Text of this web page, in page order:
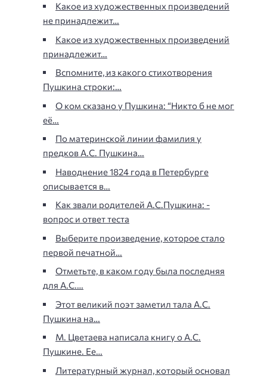
Какое из художественных произведений
не принадлежит…
Какое из художественных произведений
принадлежит…
Вспомните, из какого стихотворения
Пушкина строки:…
О ком сказано у Пушкина: “Никто б не мог
её…
По материнской линии фамилия у
предков А.С. Пушкина…
Наводнение 1824 года в Петербурге
описывается в…
Как звали родителей А.С.Пушкина: -
вопрос и ответ теста
Выберите произведение, которое стало
первой печатной…
Отметьте, в каком году была последняя
для А.С.…
Этот великий поэт заметил тала А.С.
Пушкина на…
М. Цветаева написала книгу о А.С.
Пушкине. Ее…
Литературный журнал, который основал